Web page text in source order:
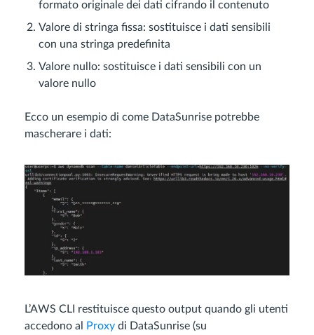
formato originale dei dati cifrando il contenuto
Valore di stringa fissa: sostituisce i dati sensibili
con una stringa predefinita
Valore nullo: sostituisce i dati sensibili con un
valore nullo
Ecco un esempio di come DataSunrise potrebbe
mascherare i dati:
L’AWS CLI restituisce questo output quando gli utenti
accedono al Proxy di DataSunrise (su